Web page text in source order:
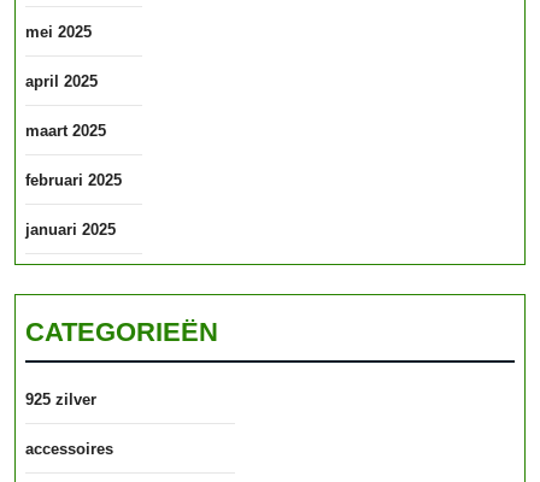
mei 2025
april 2025
maart 2025
februari 2025
januari 2025
CATEGORIEËN
925 zilver
accessoires